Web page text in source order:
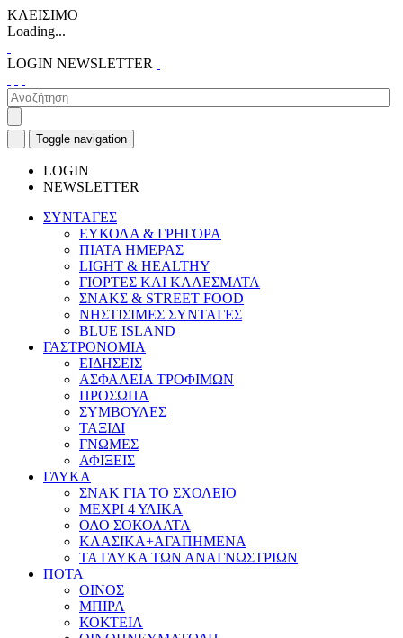
ΚΛΕΙΣΙΜΟ
Loading...
LOGIN NEWSLETTER
Toggle navigation
LOGIN
NEWSLETTER
ΣΥΝΤΑΓΕΣ
ΕΥΚΟΛΑ & ΓΡΗΓΟΡΑ
ΠΙΑΤΑ ΗΜΕΡΑΣ
LIGHT & HEALTHY
ΓΙΟΡΤΕΣ ΚΑΙ ΚΑΛΕΣΜΑΤΑ
ΣΝΑΚΣ & STREET FOOD
ΝΗΣΤΙΣΙΜΕΣ ΣΥΝΤΑΓΕΣ
BLUE ISLAND
ΓΑΣΤΡΟΝΟΜΙΑ
ΕΙΔΗΣΕΙΣ
ΑΣΦΑΛΕΙΑ ΤΡΟΦΙΜΩΝ
ΠΡΟΣΩΠΑ
ΣΥΜΒΟΥΛΕΣ
ΤΑΞΙΔΙ
ΓΝΩΜΕΣ
ΑΦΙΞΕΙΣ
ΓΛΥΚΑ
ΣΝΑΚ ΓΙΑ ΤΟ ΣΧΟΛΕΙΟ
ΜΕΧΡΙ 4 ΥΛΙΚΑ
ΟΛΟ ΣΟΚΟΛΑΤΑ
ΚΛΑΣΙΚΑ+ΑΓΑΠΗΜΕΝΑ
ΤΑ ΓΛΥΚΑ ΤΩΝ ΑΝΑΓΝΩΣΤΡΙΩΝ
ΠΟΤΑ
ΟΙΝΟΣ
ΜΠΙΡΑ
ΚΟΚΤΕΙΛ